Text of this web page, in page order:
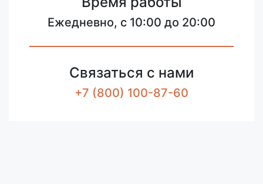
Ежедневно, с 10:00 до 20:00
Связаться с нами
+7 (800) 100-87-60